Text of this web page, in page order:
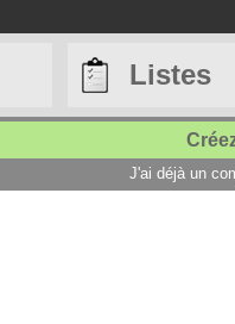
Listes
J'ai déjà un